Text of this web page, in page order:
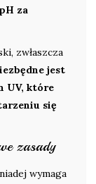
za
zwłaszcza
jest
UV, które
się
zasady
wymaga